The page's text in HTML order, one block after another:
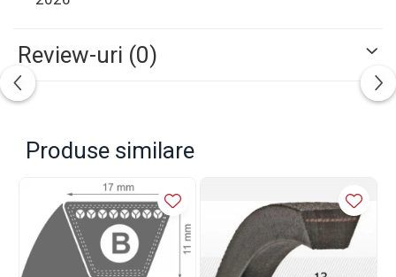
Review-uri (0)
Produse similare